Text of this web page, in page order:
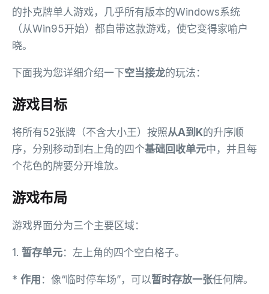
的扑克牌单人游戏，几乎所有版本的Windows系统
（从Win95开始）都自带这款游戏，使它变得家喻户
晓。
下面我为您详细介绍一下空当接龙的玩法：
游戏目标
将所有52张牌（不含大小王）按照从A到K的升序顺
序，分别移动到右上角的四个基础回收单元中，并且每
个花色的牌要分开堆放。
游戏布局
游戏界面分为三个主要区域：
1. 暂存单元：左上角的四个空白格子。
* 作用 ：像“临时停车场”，可以暂时存放一张任何牌。